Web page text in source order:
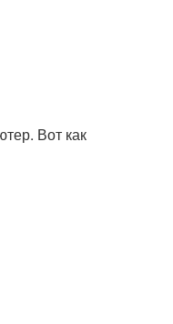
Вот как